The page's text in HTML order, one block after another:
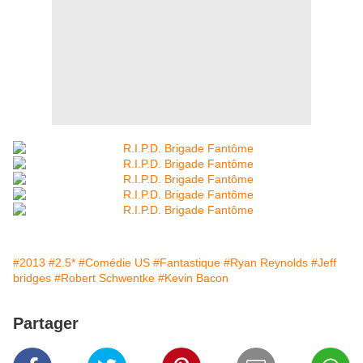
#2013 #2.5* #Comédie US #Fantastique #Ryan Reynolds #Jeff
bridges #Robert Schwentke #Kevin Bacon
Partager